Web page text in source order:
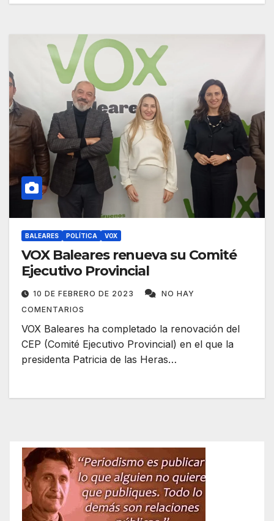
BALEARES POLÍTICA VOX
VOX Baleares renueva su Comité
Ejecutivo Provincial
10 DE FEBRERO DE 2023
NO HAY
COMENTARIOS
VOX Baleares ha completado la renovación del
CEP (Comité Ejecutivo Provincial) en el que la
presidenta Patricia de las Heras…